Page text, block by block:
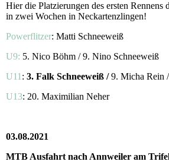
Hier die Platzierungen des ersten Rennens
in zwei Wochen in Neckartenzlingen!
Powerflitzer: Matti Schneeweiß
U9: 5. Nico Böhm / 9. Nino Schneeweiß
U11 : 3. Falk Schneeweiß /9. Micha Rein
U13: 20. Maximilian Neher
03.08.2021
MTB Ausfahrt nach Annweiler am